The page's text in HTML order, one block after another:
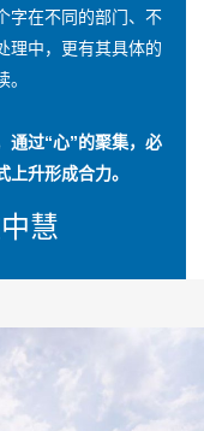
字在不同的部门、不
理中，更有其具体的
通过“心”的聚集，必
升形成合力。
慧